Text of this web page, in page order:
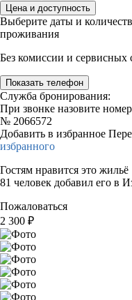
Цена и доступность
Выберите даты и
проживания
Без комиссии и сервисных
Показать телефон
Служба бронирования:
При звонке назовите
№ 2066572
Добавить в избранное
избранного
Гостям нравится это жильё
81 человек добавил его в
Пожаловаться
2 300 ₽